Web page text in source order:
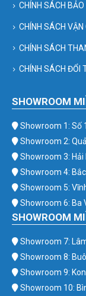
CHÍNH SÁCH
CHÍNH SÁCH VẬN
CHÍNH SÁCH
CHÍNH SÁCH ĐỔI
SHOWROOM
Showroom 1: Số
Showroom 2:
Showroom 3: Hải
Showroom 4:
Showroom 5:
Showroom 6: Ba
SHOWROOM
Showroom 7:
Showroom 8:
Showroom 9:
Showroom 10: